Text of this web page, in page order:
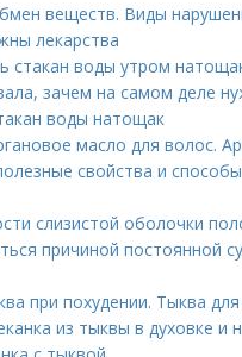
веществ. Виды
лекарства
стакан воды утром
зачем на самом деле
воды натощак
масло для волос.
свойства и способы
слизистой оболочки
причиной постоянной
при похудении. Тыква
из тыквы в духовке и